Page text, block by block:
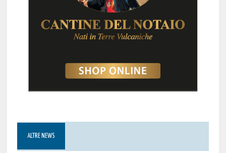
ALTRE NEWS